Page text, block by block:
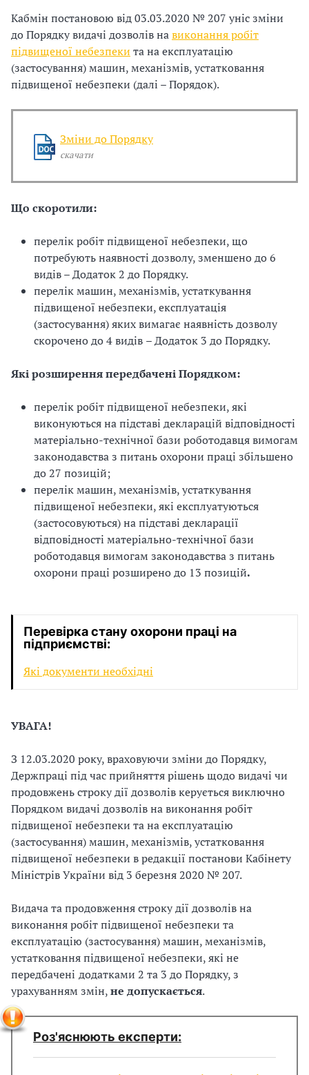
Кабмін постановою від 03.03.2020 № 207 уніс зміни
до Порядку видачі дозволів навиконання робіт
підвищеної небезпеки та на експлуатацію
(застосування) машин, механізмів, устатковання
підвищеної небезпеки (далі – Порядок).
Зміни до Порядку
скачати
Що скоротили:
перелік робіт підвищеної небезпеки, що
потребують наявності дозволу, зменшено до 6
видів – Додаток 2 до Порядку.
перелік машин, механізмів, устаткування
підвищеної небезпеки, експлуатація
(застосування) яких вимагає наявність дозволу
скорочено до 4 видів – Додаток 3 до Порядку.
Які розширення передбачені Порядком:
перелік робіт підвищеної небезпеки, які
виконуються на підставі декларацій відповідності
матеріально-технічної бази роботодавця вимогам
законодавства з питань охорони праці збільшено
до 27 позицій;
перелік машин, механізмів, устаткування
підвищеної небезпеки, які експлуатуються
(застосовуються) на підставі декларації
відповідності матеріально-технічної бази
роботодавця вимогам законодавства з питань
охорони праці розширено до 13 позицій.
Перевірка стану охорони праці на
підприємстві:
Які документи необхідні
УВАГА!
З 12.03.2020 року, враховуючи зміни до Порядку,
Держпраці під час прийняття рішень щодо видачі чи
продовжень строку дії дозволів керується виключно
Порядком видачі дозволів на виконання робіт
підвищеної небезпеки та на експлуатацію
(застосування) машин, механізмів, устатковання
підвищеної небезпеки в редакції постанови Кабінету
Міністрів України від 3 березня 2020 № 207.
Видача та продовження строку дії дозволів на
виконання робіт підвищеної небезпеки та
експлуатацію (застосування) машин, механізмів,
устатковання підвищеної небезпеки, які не
передбачені додатками 2 та 3 до Порядку, з
урахуванням змін,не допускається.
Роз'яснюють експерти:
л
а
о
й